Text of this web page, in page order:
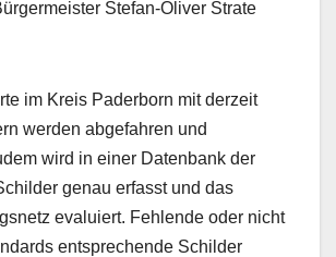
Stefan-Oliver Strate
im Kreis Paderborn mit derzeit
werden abgefahren und
wird in einer Datenbank der
genau erfasst und das
evaluiert. Fehlende oder nicht
entsprechende Schilder